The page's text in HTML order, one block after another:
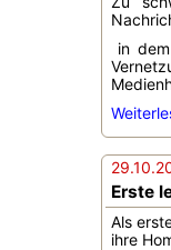
in
Erste
Als
ihre